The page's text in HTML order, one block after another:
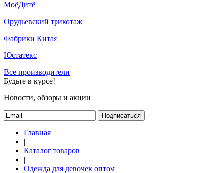
МоёДитё
Орудьевский трикотаж
Фабрики Китая
Юстатекс
Все производители
Будьте в курсе!
Новости, обзоры и акции
Подписаться
Главная
|
Каталог товаров
|
Одежда для девочек оптом